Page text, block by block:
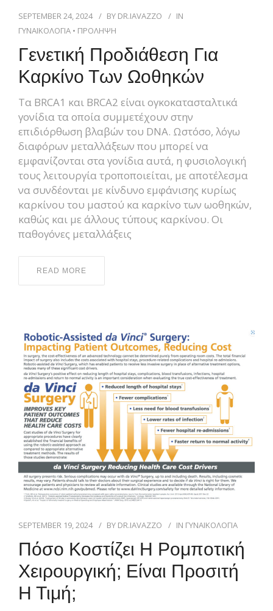
SEPTEMBER 24, 2024 BY DR.IAVAZZO
IN
ΓΥΝΑΙΚΟΛΟΓΙΑ • ΠΡΟΛΗΨΗ
Γενετική Προδιάθεση Για
Καρκίνο Των Ωοθηκών
Τα BRCA1 και BRCA2 είναι ογκοκατασταλτικά
γονίδια τα οποία συμμετέχουν στην
επιδιόρθωση βλαβών του DNA. Ωστόσο, λόγω
διαφόρων μεταλλάξεων που μπορεί να
εμφανίζονται στα γονίδια αυτά, η φυσιολογική
τους λειτουργία τροποποιείται, με αποτέλεσμα
να συνδέονται με κίνδυνο εμφάνισης κυρίως
καρκίνου του μαστού κα καρκίνο των ωοθηκών,
καθώς και με άλλους τύπους καρκίνου. Οι
παθογόνες μεταλλάξεις
READ MORE
SEPTEMBER 19, 2024 BY DR.IAVAZZO IN ΓΥΝΑΙΚΟΛΟΓΙΑ
Πόσο Κοστίζει Η Ρομποτική
Χειρουργική; Είναι Προσιτή
Η Τιμή;